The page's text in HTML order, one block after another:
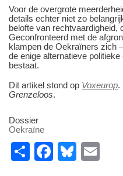
Voor de overgrote
details echter niet zo
belofte van rechtvaardigheid,
Geconfronteerd met de
klampen de Oekraïners zich
de enige alternatieve
bestaat.
Dit artikel stond op Voxeurop.
Grenzeloos.
Dossier
Oekraïne
S
F
Bl